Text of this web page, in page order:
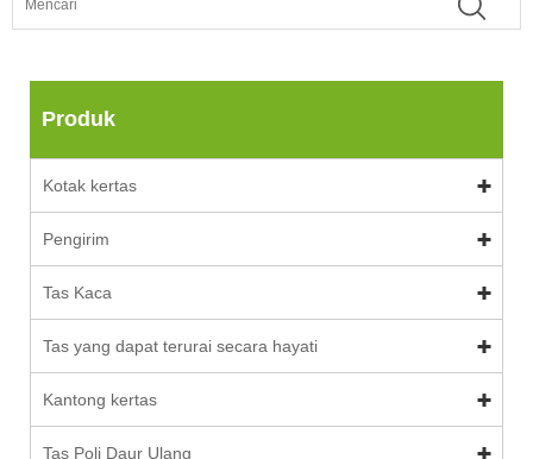
Produk
Kotak kertas
Pengirim
Tas Kaca
Tas yang dapat terurai secara hayati
Kantong kertas
Tas Poli Daur Ulang